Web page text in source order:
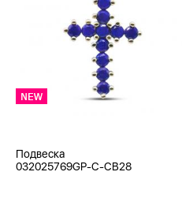
Подвеска
032025769GP-C-CB28